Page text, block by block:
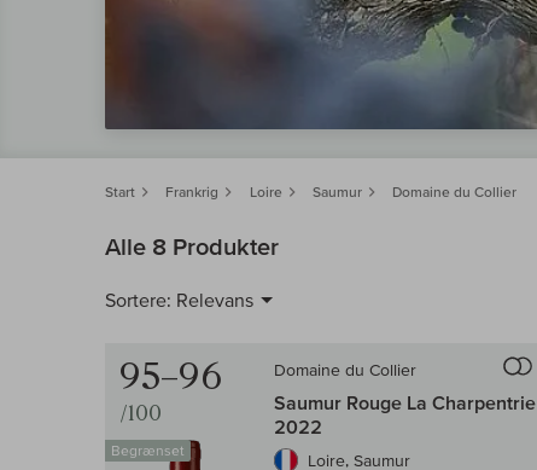
Start Frankrig Loire Saumur Domaine du Collier
Alle 8 Produkter
Sortere: Relevans
95–96
/100
Begrænset
Domaine du Collier
Saumur Rouge La Charpentrie
2022
Loire, Saumur